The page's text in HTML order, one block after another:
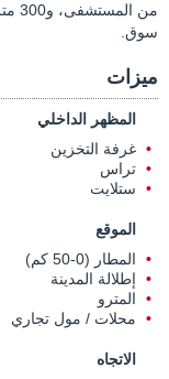
سوق.
ميزات
المظهر الداخلي
غرفة التخزين
تراس
ستلايت
الموقع
المطار (0-50 كم)
إطلالة المدينة
المترو
محلات / مول تجاري
الاتجاه